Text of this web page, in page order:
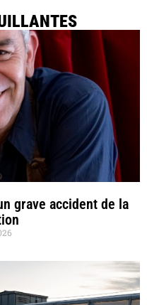
grave accident de la